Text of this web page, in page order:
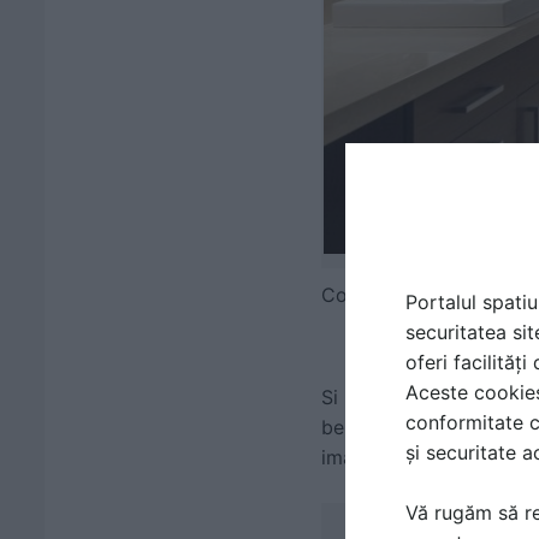
Contemporary
Si in living sau
beige ale pietrei,
imagine, o eleganta
Portalul
securitatea
oferi facilități
Aceste
conformitate
și securitate
Vă rugăm să